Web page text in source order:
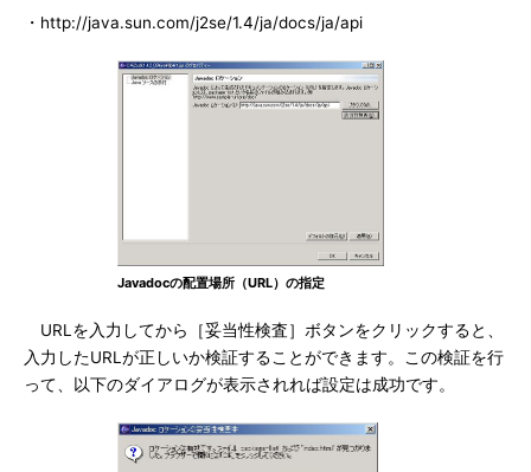
・http://java.sun.com/j2se/1.4/ja/docs/ja/api
Javadocの配置場所（URL）の指定
URLを入力してから［妥当性検査］ボタンをクリックすると、
入力したURLが正しいか検証することができます。この検証を行
って、以下のダイアログが表示されれば設定は成功です。